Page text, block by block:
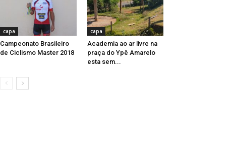
capa
Campeonato Brasileiro
de Ciclismo Master 2018
capa
Academia ao ar livre na
praça do Ypê Amarelo
esta sem...